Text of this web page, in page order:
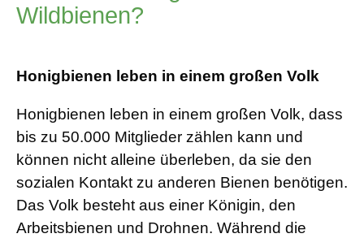
Wildbienen?
Honigbienen leben in einem großen Volk
Honigbienen leben in einem großen Volk, dass
bis zu 50.000 Mitglieder zählen kann und
können nicht alleine überleben, da sie den
sozialen Kontakt zu anderen Bienen benötigen.
Das Volk besteht aus einer Königin, den
Arbeitsbienen und Drohnen. Während die